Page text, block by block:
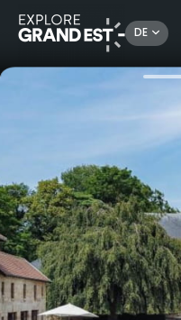
DE
Sehenswertes in der Region